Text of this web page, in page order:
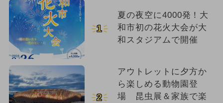
1
夏の夜空に4000発！大
和市初の花火大会が大
和スタジアムで開催
2
アウトレットに夕方か
ら楽しめる動物園登
場 昆虫展＆家族で楽